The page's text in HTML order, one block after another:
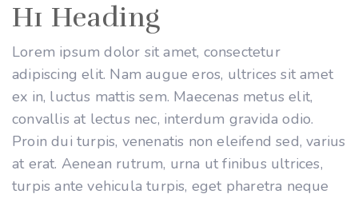
H1 Heading
Lorem ipsum dolor sit amet, consectetur
adipiscing elit. Nam augue eros, ultrices sit amet
ex in, luctus mattis sem. Maecenas metus elit,
convallis at lectus nec, interdum gravida odio.
Proin dui turpis, venenatis non eleifend sed, varius
at erat. Aenean rutrum, urna ut finibus ultrices,
turpis ante vehicula turpis, eget pharetra neque